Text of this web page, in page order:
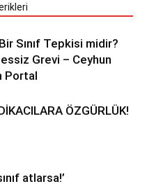
Sınıf Tepkisi midir?
Grevi – Ceyhun
Portal
ÖZGÜRLÜK!
atlarsa!’